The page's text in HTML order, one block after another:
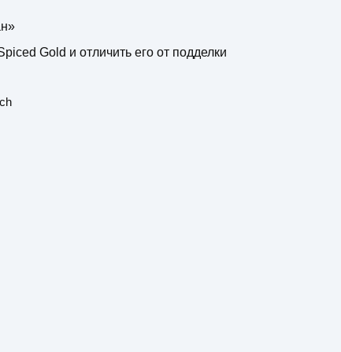
Gold и отличить его от подделки